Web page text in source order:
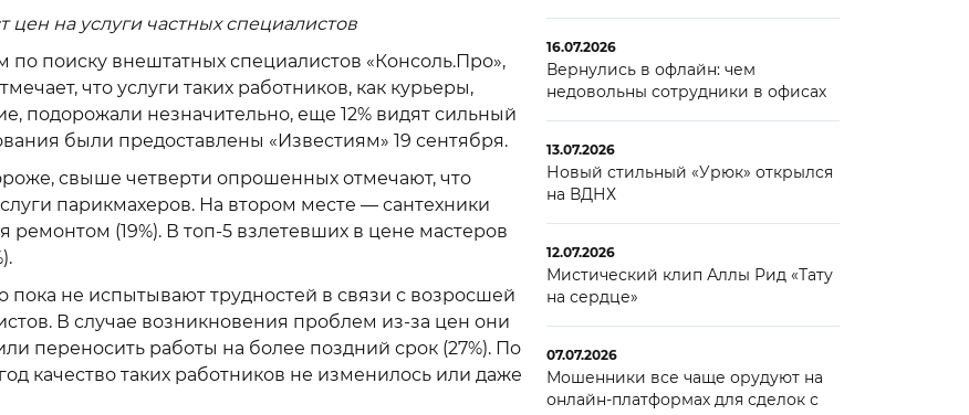
на услуги частных специалистов
поиску внештатных специалистов «Консоль.Про»,
что услуги таких работников, как курьеры,
подорожали незначительно, еще 12% видят сильный
были предоставлены «Известиям» 19 сентября.
свыше четверти опрошенных отмечают, что
парикмахеров. На втором месте — сантехники
(19%). В топ-5 взлетевших в цене мастеров
пока не испытывают трудностей в связи с возросшей
В случае возникновения проблем из-за цен они
переносить работы на более поздний срок (27%). По
качество таких работников не изменилось или даже
16.07.2026
Вернулись в офлайн: чем
недовольны сотрудники в офисах
13.07.2026
Новый стильный «Урюк» открылся
на ВДНХ
12.07.2026
Мистический клип Аллы Рид «Тату
на сердце»
07.07.2026
Мошенники все чаще орудуют на
онлайн-платформах для сделок с